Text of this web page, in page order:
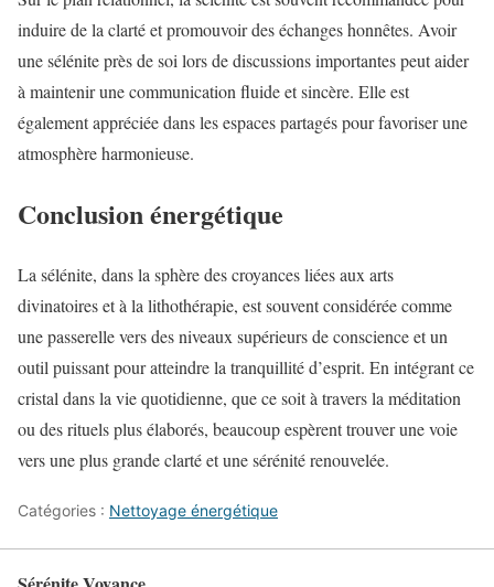
induire de la clarté et promouvoir des échanges honnêtes. Avoir
une sélénite près de soi lors de discussions importantes peut aider
à maintenir une communication fluide et sincère. Elle est
également appréciée dans les espaces partagés pour favoriser une
atmosphère harmonieuse.
Conclusion énergétique
La sélénite, dans la sphère des croyances liées aux arts
divinatoires et à la lithothérapie, est souvent considérée comme
une passerelle vers des niveaux supérieurs de conscience et un
outil puissant pour atteindre la tranquillité d’esprit. En intégrant ce
cristal dans la vie quotidienne, que ce soit à travers la méditation
ou des rituels plus élaborés, beaucoup espèrent trouver une voie
vers une plus grande clarté et une sérénité renouvelée.
Catégories : Nettoyage énergétique